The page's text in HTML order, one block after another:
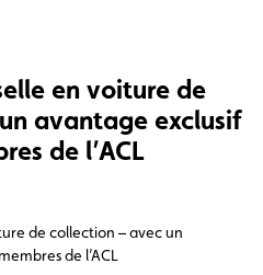
Contrat de vente
en voiture de
avantage exclusif
de l’ACL
de collection – avec un
de l’ACL